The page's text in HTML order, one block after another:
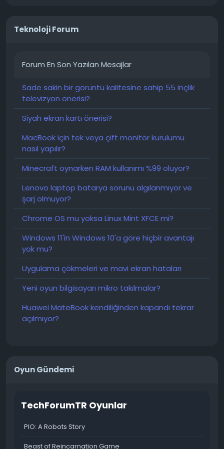
durdurulmuştur. Güvenlik güncellemeleri yalnızca
desteklenmemektedir.
Yerinde yükseltme mümkün değildir. CentOS
mimarisi 7'den 9'a geçişi desteklemez. BitrixVM
7.5.5'ten 9.0.10'a geriye dönük yükseltme mümkün
değildir.
BitrixVM 7 sahipleri ne yapmalı?
Tek bir çözüm var: geçiş. İşlem standart: tam
yedekleme, BitrixVM 9.x üzerinde temiz bir sunucunun
kurulumu ve yedeklemeden geri yükleme.
Eğer yönetiminiz veya müşteriniz "Bunu neden
yapmalıyız?" diye sorarsa, işte hazır bir argüman:
"Sunucu, kullanım ömrünün sonuna yaklaşmış bir
işletim sistemi üzerinde çalışıyor. Bu özel yamayı
yüklemek teknik olarak imkansız. Bir sonraki NGINX
güvenlik açığıyla aynı duruma geri döneriz, üstelik
riskler daha da artar. Geçiş bir heves değil, bir
zorunluluktur."
#NGINX #CVE-2026-42945#BitrixVM9 #BitrixVM7
#CentOS7
#bx-nginx1.30.2#NGINXgüvenlikaçığı
#Bitrixsunucugüncellemesi
Teknoloji Forum
Forum En Son Yazılan Mesajlar
Sade sakin bir görüntü kalitesine sahip 55 inçlik
televizyon önerisi?
Siyah ekran kartı önerisi?
MacBook için tek veya çift monitör kurulumu
nasıl yapılır?
Minecraft oynarken RAM kullanımı %99 oluyor?
Lenovo laptop batarya sorunu algılanmıyor ve
şarj olmuyor?
Chrome OS mu yoksa Linux Mint XFCE mi?
Windows 11'in Windows 10'a göre hiçbir avantajı
yok mu?
Uygulama çökmeleri ve mavi ekran hataları
Yeni oyun bilgisayarı mikro takılmalar?
Huawei MateBook kendiliğinden kapandı tekrar
açılmıyor?
Oyun Gündemi
TechForumTR Oyunlar
PIO: A Robots Story
Beast of Reincarnation Game